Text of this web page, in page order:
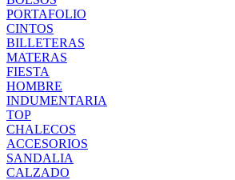
PORTAFOLIO
CINTOS
BILLETERAS
MATERAS
FIESTA
HOMBRE
INDUMENTARIA
TOP
CHALECOS
ACCESORIOS
SANDALIA
CALZADO